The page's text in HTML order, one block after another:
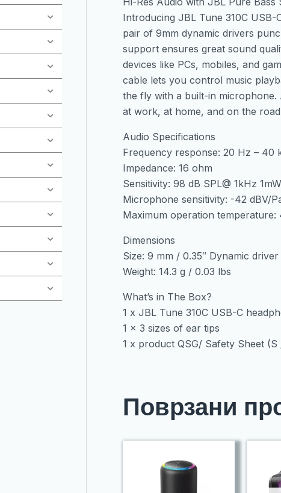
Introducing JBL Tune 310C
pair of 9mm dynamic drivers
support ensures great sound
devices like PCs, mobiles, and
cable lets you control music
the fly with a built-in microphone.
at work, at home, and on the
Audio Specifications
Frequency response: 20 Hz – 40
Impedance: 16 ohm
Sensitivity: 98 dB SPL@ 1kHz 1mW
Microphone sensitivity: -42 dBV/
Maximum operation temperature:
Dimensions
Size: 9 mm / 0.35″ Dynamic driver
Weight: 14.3 g / 0.03 lbs
What’s in The Box?
1 x JBL Tune 310C USB-C
1 x 3 sizes of ear tips
1 x product QSG/ Safety Sheet (S
Поврзани